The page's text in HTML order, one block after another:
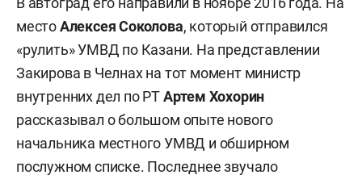
местоАлексея Соколова, который отправился
«рулить» УМВД по Казани. На представлении
Закирова в Челнах на тот момент министр
внутренних дел по РТАртем Хохорин
рассказывал о большом опыте нового
начальника местного УМВД и обширном
послужном списке. Последнее звучало